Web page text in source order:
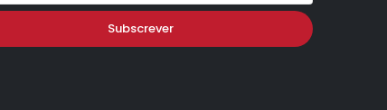
Subscrever